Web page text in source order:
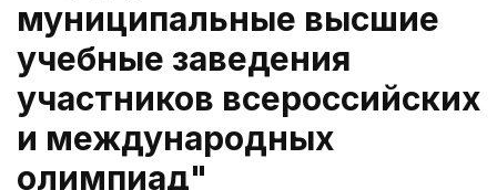
муниципальные высшие
учебные заведения
участников всероссийских
и международных
олимпиад"